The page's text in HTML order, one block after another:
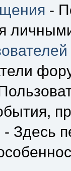
-
- Здесь